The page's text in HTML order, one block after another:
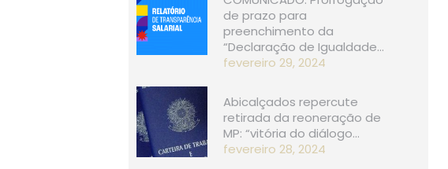
de prazo para
preenchimento da
“Declaração de Igualdade…
fevereiro 29, 2024
Abicalçados repercute
retirada da reoneração de
MP: “vitória do diálogo…
fevereiro 28, 2024